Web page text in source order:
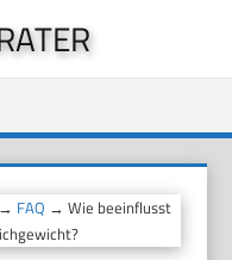
→ FAQ → Wie beeinflusst